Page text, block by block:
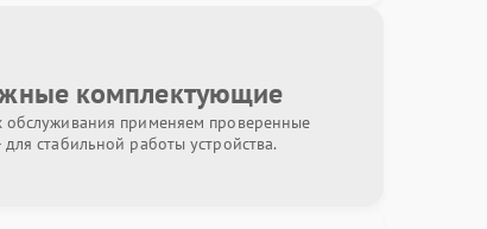
комплектующие
обслуживания применяем проверенные
стабильной работы устройства.